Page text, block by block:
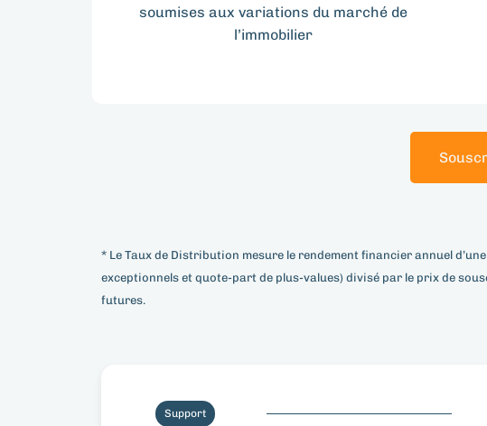
soumises aux variations du marché de
l’immobilier
* Le Taux de Distribution mesure le rendement financier annuel
exceptionnels et quote-part de plus-values) divisé par le prix de
futures.
Support